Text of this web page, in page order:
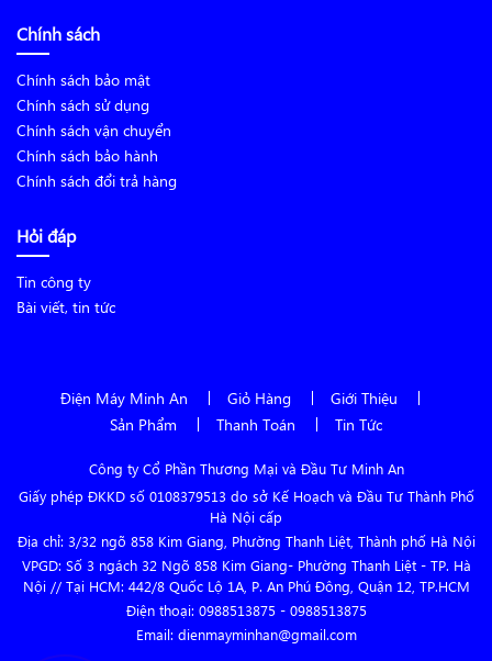
Chính sách
Chính sách bảo mật
Chính sách sử dụng
Chính sách vận chuyển
Chính sách bảo hành
Chính sách đổi trả hàng
Hỏi đáp
Tin công ty
Bài viết, tin tức
Điện Máy Minh An Giỏ Hàng
Giới Thiệu
Sản Phẩm
Thanh Toán Tin Tức
Công ty Cổ Phần Thương Mại và Đầu Tư Minh An
Giấy phép ĐKKD số 0108379513 do sở Kế Hoạch và Đầu Tư Thành Phố
Hà Nội cấp
Địa chỉ: 3/32 ngõ 858 Kim Giang, Phường Thanh Liệt, Thành phố Hà Nội
VPGD: Số 3 ngách 32 Ngõ 858 Kim Giang- Phường Thanh Liệt - TP. Hà
Nội // Tại HCM: 442/8 Quốc Lộ 1A, P. An Phú Đông, Quận 12, TP.HCM
Điện thoại: 0988513875 - 0988513875
Email: dienmayminhan@gmail.com